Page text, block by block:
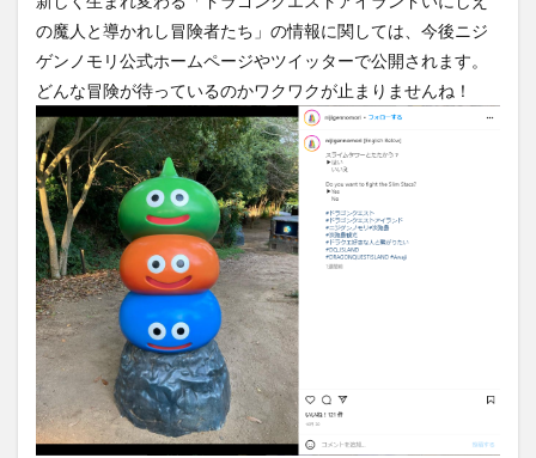
の魔人と導かれし冒険者たち」の情報に関しては、今後ニジ
ゲンノモリ公式ホームページやツイッターで公開されます。
どんな冒険が待っているのかワクワクが止まりませんね！